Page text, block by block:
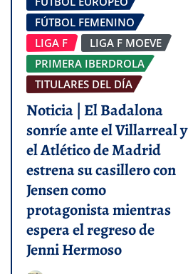
FÚTBOL FEMENINO
LIGA F
LIGA F MOEVE
PRIMERA IBERDROLA
TITULARES DEL DÍA
Noticia | El Badalona
sonríe ante el Villarreal y
el Atlético de Madrid
estrena su casillero con
Jensen como
protagonista mientras
espera el regreso de
Jenni Hermoso